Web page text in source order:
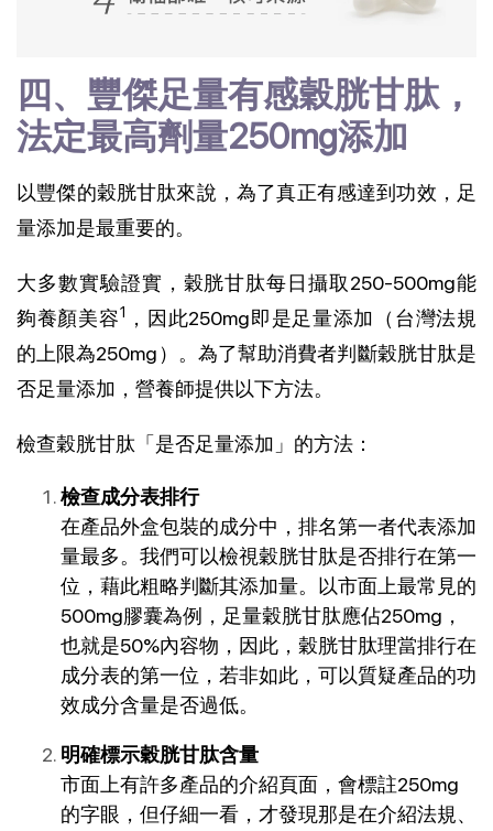
四、豐傑足量有感穀胱甘肽，
法定最高劑量250mg添加
以豐傑的穀胱甘肽來說，為了真正有感達到功效，足
量添加是最重要的。
大多數實驗證實，穀胱甘肽每日攝取250-500mg能
夠養顏美容1
，因此250mg即是足量添加（台灣法規
的上限為250mg）。為了幫助消費者判斷穀胱甘肽是
否足量添加，營養師提供以下方法。
檢查穀胱甘肽「是否足量添加」的方法：
檢查成分表排行
在產品外盒包裝的成分中，排名第一者代表添加
量最多。我們可以檢視穀胱甘肽是否排行在第一
位，藉此粗略判斷其添加量。以市面上最常見的
500mg膠囊為例，足量穀胱甘肽應佔250mg，
也就是50%內容物，因此，穀胱甘肽理當排行在
成分表的第一位，若非如此，可以質疑產品的功
效成分含量是否過低。
明確標示穀胱甘肽含量
市面上有許多產品的介紹頁面，會標註250mg
的字眼，但仔細一看，才發現那是在介紹法規、